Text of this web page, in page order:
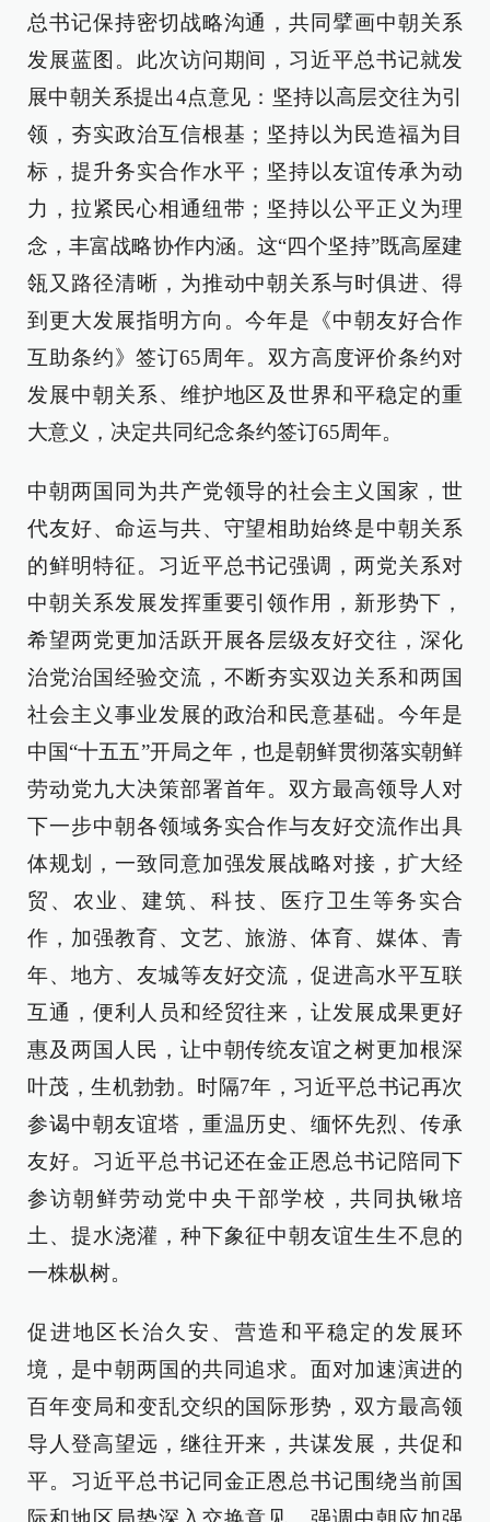
总书记保持密切战略沟通，共同擘画中朝关系
发展蓝图。此次访问期间，习近平总书记就发
展中朝关系提出4点意见：坚持以高层交往为引
领，夯实政治互信根基；坚持以为民造福为目
标，提升务实合作水平；坚持以友谊传承为动
力，拉紧民心相通纽带；坚持以公平正义为理
念，丰富战略协作内涵。这“四个坚持”既高屋建
瓴又路径清晰，为推动中朝关系与时俱进、得
到更大发展指明方向。今年是《中朝友好合作
互助条约》签订65周年。双方高度评价条约对
发展中朝关系、维护地区及世界和平稳定的重
大意义，决定共同纪念条约签订65周年。
中朝两国同为共产党领导的社会主义国家，世
代友好、命运与共、守望相助始终是中朝关系
的鲜明特征。习近平总书记强调，两党关系对
中朝关系发展发挥重要引领作用，新形势下，
希望两党更加活跃开展各层级友好交往，深化
治党治国经验交流，不断夯实双边关系和两国
社会主义事业发展的政治和民意基础。今年是
中国“十五五”开局之年，也是朝鲜贯彻落实朝鲜
劳动党九大决策部署首年。双方最高领导人对
下一步中朝各领域务实合作与友好交流作出具
体规划，一致同意加强发展战略对接，扩大经
贸、农业、建筑、科技、医疗卫生等务实合
作，加强教育、文艺、旅游、体育、媒体、青
年、地方、友城等友好交流，促进高水平互联
互通，便利人员和经贸往来，让发展成果更好
惠及两国人民，让中朝传统友谊之树更加根深
叶茂，生机勃勃。时隔7年，习近平总书记再次
参谒中朝友谊塔，重温历史、缅怀先烈、传承
友好。习近平总书记还在金正恩总书记陪同下
参访朝鲜劳动党中央干部学校，共同执锹培
土、提水浇灌，种下象征中朝友谊生生不息的
一株枞树。
促进地区长治久安、营造和平稳定的发展环
境，是中朝两国的共同追求。面对加速演进的
百年变局和变乱交织的国际形势，双方最高领
导人登高望远，继往开来，共谋发展，共促和
平。习近平总书记同金正恩总书记围绕当前国